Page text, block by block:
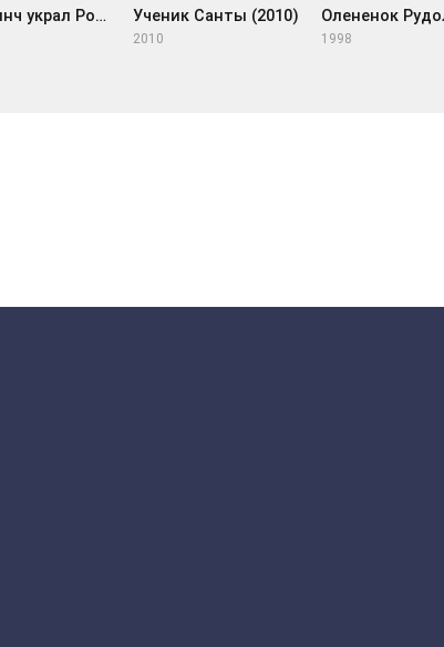
Как Гринч украл Рождество! (1966) Ученик Санты (2010)
2010 1998